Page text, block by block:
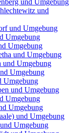
und Umgebung
und
und Umgebung
Umgebung
Umgebung
und Umgebung
und Umgebung
Umgebung
Umgebung
und Umgebung
Umgebung
Umgebung
und Umgebung
Umgebung